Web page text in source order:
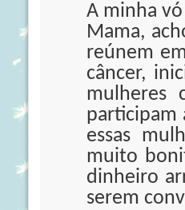
A minha
Mama,
reúnem
câncer,
mulheres
participam
essas
muito
dinheiro
serem